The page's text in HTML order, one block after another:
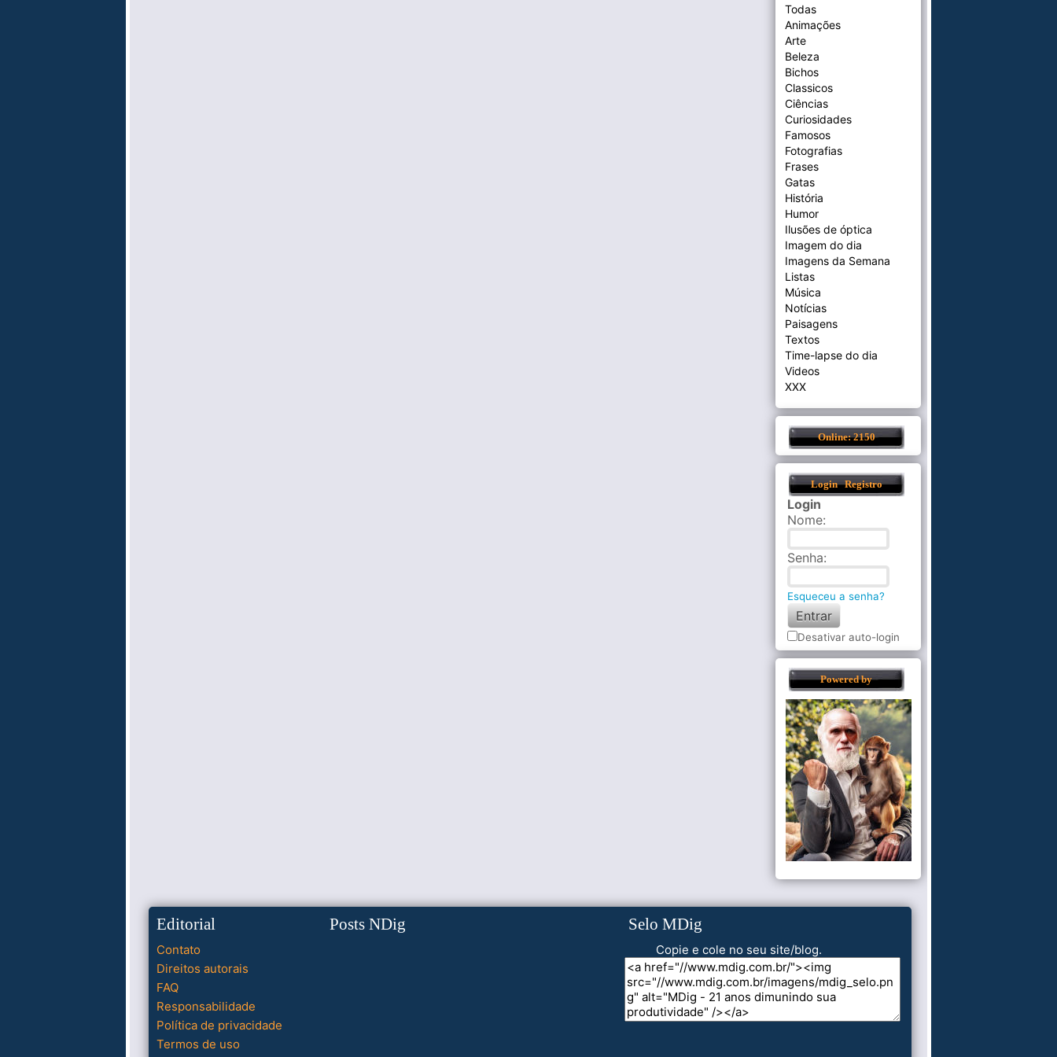
Todas
Animações
Arte
Beleza
Bichos
Classicos
Ciências
Curiosidades
Famosos
Fotografias
Frases
Gatas
História
Humor
Ilusões de óptica
Imagem do dia
Imagens da Semana
Listas
Música
Notícias
Paisagens
Textos
Time-lapse do dia
Videos
XXX
Online: 2150
Login Registro
Login
Nome:
Senha:
Esqueceu a senha?
Desativar auto-login
Powered by
Editorial
Contato
Direitos autorais
FAQ
Responsabilidade
Política de privacidade
Termos de uso
Posts NDig Selo MDig
Copie e cole no seu site/blog.